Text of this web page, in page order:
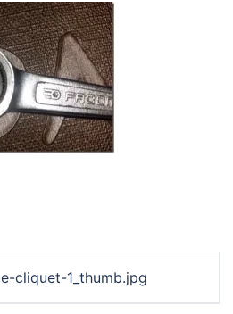
cliquet-1_thumb.jpg